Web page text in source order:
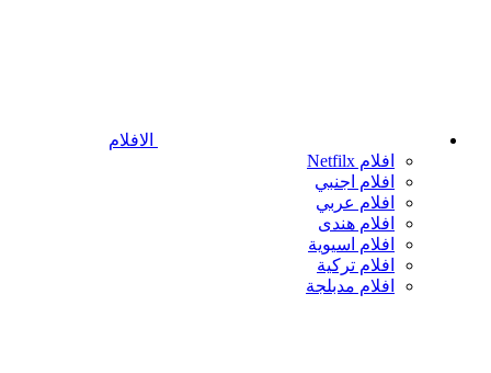
الافلام
افلام Netfilx
افلام اجنبي
افلام عربي
افلام هندى
افلام اسيوية
افلام تركية
افلام مدبلجة